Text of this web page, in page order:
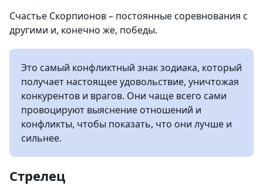
Счастье Скорпионов – постоянные соревнования с
другими и, конечно же, победы.
Это самый конфликтный знак зодиака, который
получает настоящее удовольствие, уничтожая
конкурентов и врагов. Они чаще всего сами
провоцируют выяснение отношений и
конфликты, чтобы показать, что они лучше и
сильнее.
Стрелец